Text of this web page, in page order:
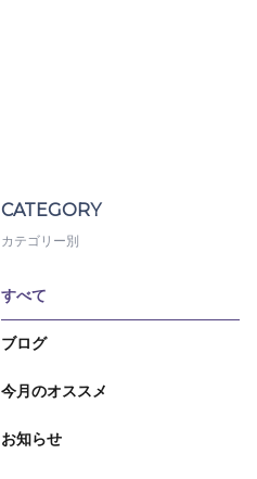
CATEGORY
カテゴリー別
すべて
ブログ
今月のオススメ
お知らせ